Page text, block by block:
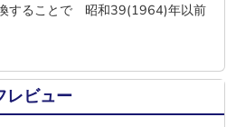
することで 昭和39(1964)年以前
レビュー